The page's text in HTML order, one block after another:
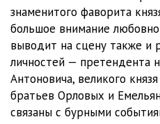
020
021
022
023
знаменитого фаворита
большое внимание
выводит на сцену также и
личностей — претендента
Антоновича, великого
братьев Орловых и
связаны с бурными